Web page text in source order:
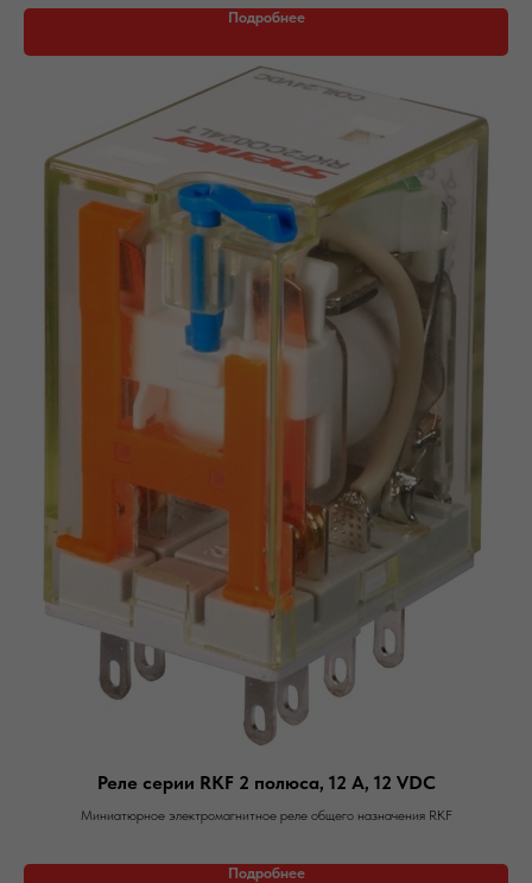
Подробнее
Реле серии RKF 2 полюса, 12 А, 12 VDC
Миниатюрное электромагнитное реле общего назначения RKF
Подробнее